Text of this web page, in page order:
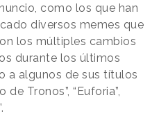
como los que han
diversos memes que
los múltiples cambios
durante los últimos
a algunos de sus títulos
Tronos”, “Euforia”,